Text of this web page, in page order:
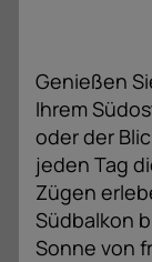
Genießen
Ihrem
oder der
jeden Tag
Zügen
Südbalkon
Sonne von